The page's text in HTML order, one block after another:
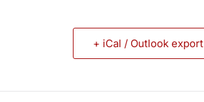
+ iCal / Outlook export